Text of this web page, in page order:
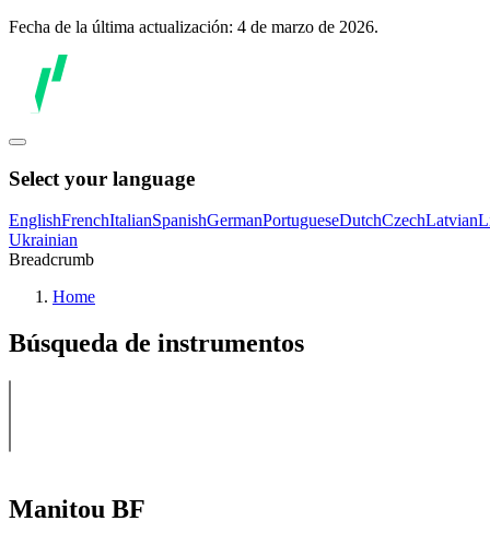
Fecha de la última actualización: 4 de marzo de 2026.
Select your language
EnglishFrenchItalianSpanishGermanPortugueseDutchCzechLatvian
Ukrainian
Breadcrumb
Home
Búsqueda de instrumentos
Manitou BF